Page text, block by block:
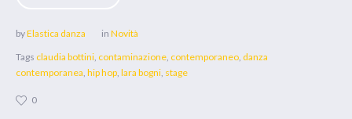
byElastica danza in Novità
Tags claudia bottini contaminazione contemporaneo danza
contemporanea hip hop lara bogni stage
0